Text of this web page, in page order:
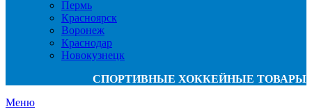
Пермь
Красноярск
Воронеж
Краснодар
Новокузнецк
СПОРТИВНЫЕ ХОККЕЙНЫЕ ТОВАРЫ
Меню